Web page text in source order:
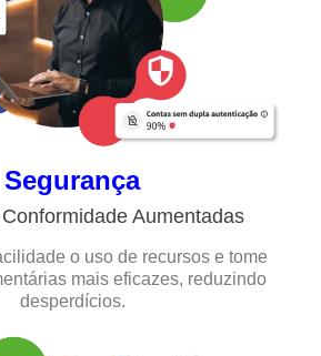
Segurança
Aumentadas
o uso de recursos e tome
mais eficazes, reduzindo
desperdícios.